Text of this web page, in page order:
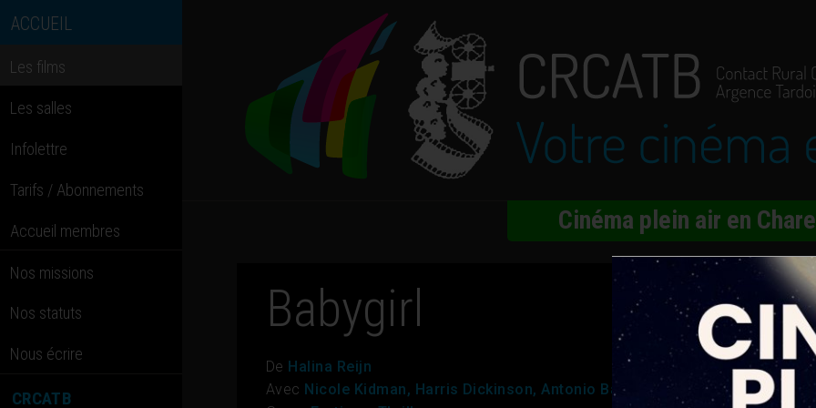
ACCUEIL
Les films
Les salles
Infolettre
Tarifs / Abonnements
Accueil membres
Nos missions
Nos statuts
Nous écrire
CRCATB
Cinéma plein air en
Babygirl
De Halina Reijn
Avec Nicole Kidman, Harris Dickinson, Antonio Banderas